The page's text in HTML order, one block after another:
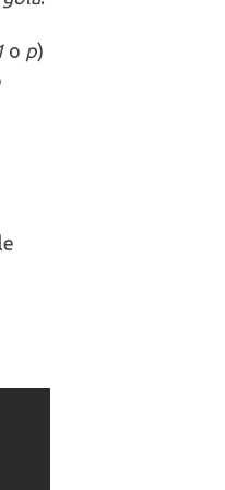
o p)